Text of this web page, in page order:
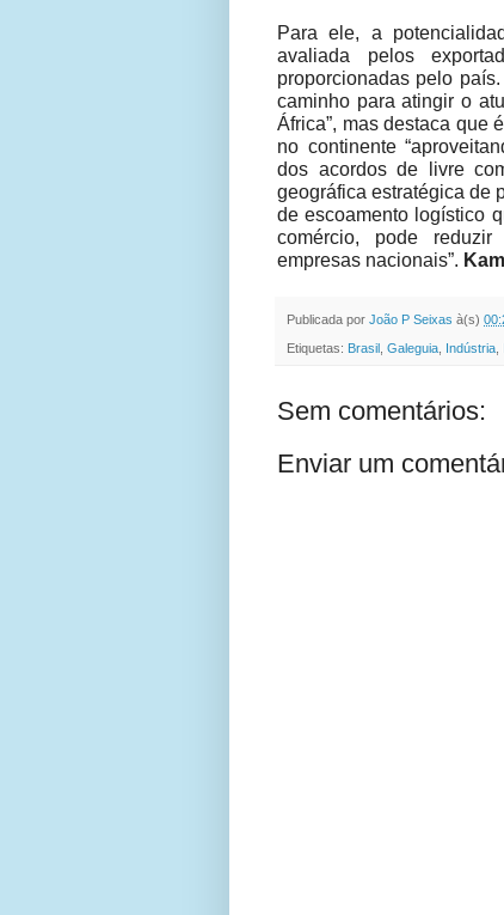
Para ele, a
avaliada pelos
proporcionadas pelo
caminho para atingir o
África”, mas destaca que
no continente
dos acordos de livre
geográfica estratégica de
de escoamento logístico
comércio, pode
empresas nacionais”.
Publicada por João P Seixas à(s)
Etiquetas: Brasil Galeguia Indústria
Sem comentários:
Enviar um